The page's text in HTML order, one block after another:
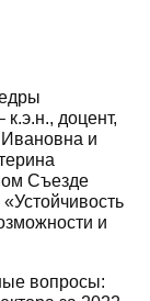
доцент,
и
Съезде
и
вопросы: